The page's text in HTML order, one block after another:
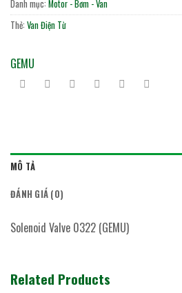
Danh mục: Motor - Bơm - Van
Thẻ: Van Điện Từ
GEMU
MÔ TẢ
ĐÁNH GIÁ (0)
Solenoid Valve 0322 (GEMU)
Related Products